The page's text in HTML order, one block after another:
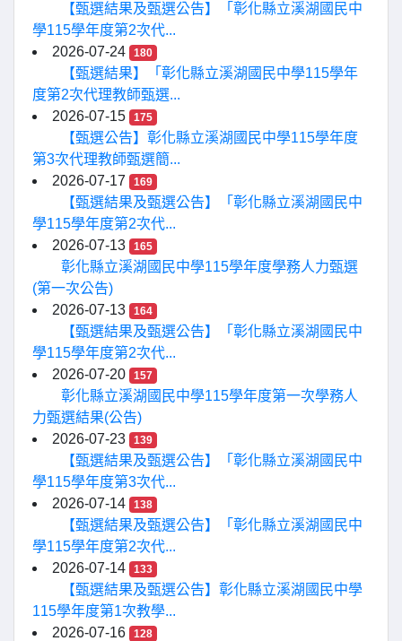
【甄選結果及甄選公告】「彰化縣立溪湖國民中
學115學年度第2次代...
2026-07-24
180
【甄選結果】「彰化縣立溪湖國民中學115學年
度第2次代理教師甄選...
2026-07-15
175
【甄選公告】彰化縣立溪湖國民中學115學年度
第3次代理教師甄選簡...
2026-07-17
169
【甄選結果及甄選公告】「彰化縣立溪湖國民中
學115學年度第2次代...
2026-07-13
165
彰化縣立溪湖國民中學115學年度學務人力甄選
(第一次公告)
2026-07-13
164
【甄選結果及甄選公告】「彰化縣立溪湖國民中
學115學年度第2次代...
2026-07-20
157
彰化縣立溪湖國民中學115學年度第一次學務人
力甄選結果(公告)
2026-07-23
139
【甄選結果及甄選公告】「彰化縣立溪湖國民中
學115學年度第3次代...
2026-07-14
138
【甄選結果及甄選公告】「彰化縣立溪湖國民中
學115學年度第2次代...
2026-07-14
133
【甄選結果及甄選公告】彰化縣立溪湖國民中學
115學年度第1次教學...
2026-07-16
128